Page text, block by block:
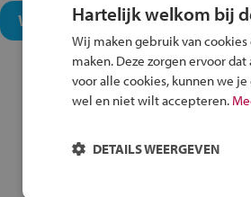
Welk onderwijsconcept past bij
Hartelijk welkom bij
Wij maken gebruik van
maken. Deze zorgen ervoor
voor alle cookies, kunnen we
wel en niet wilt accepteren.
DETAILS WEERGEVEN